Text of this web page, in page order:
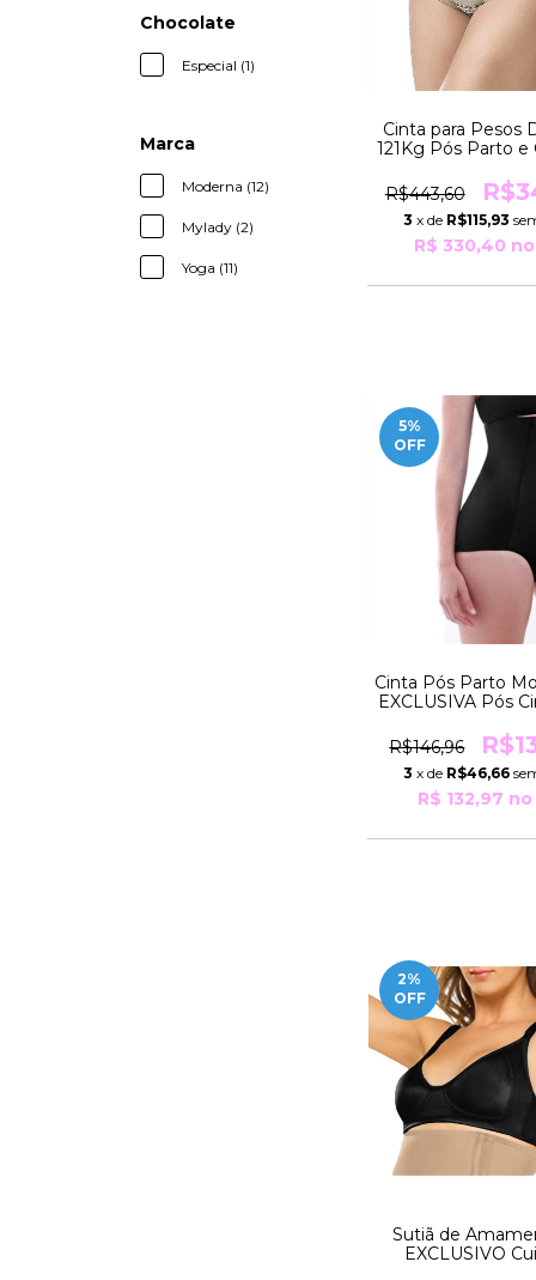
Chocolate
Especial (1)
Marca
Moderna (12)
Mylady (2)
Yoga (11)
Cinta para Pesos
121Kg Pós Parto e
R3029
R$443,60
3 x de R$115,93
R$ 330,40
5%
OFF
Cinta Pós Parto
EXCLUSIVA Pós
ESPECIAL Pesos
99Kg R41618
R$146,96
3 x de R$46,66
R$ 132,97 no
2%
OFF
Sutiã de
EXCLUSIVO